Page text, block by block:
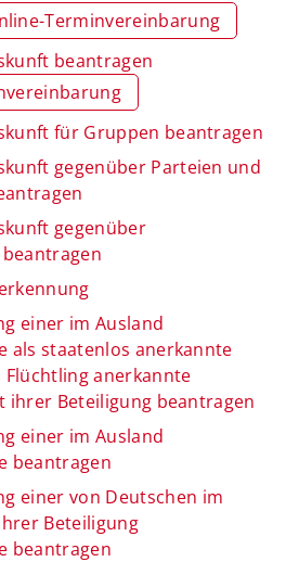
Terminvereinbarung
beantragen
für Gruppen beantragen
gegenüber Parteien und
gegenüber
einer im Ausland
als staatenlos anerkannte
Flüchtling anerkannte
ihrer Beteiligung beantragen
einer im Ausland
beantragen
einer von Deutschen im
Beteiligung
beantragen